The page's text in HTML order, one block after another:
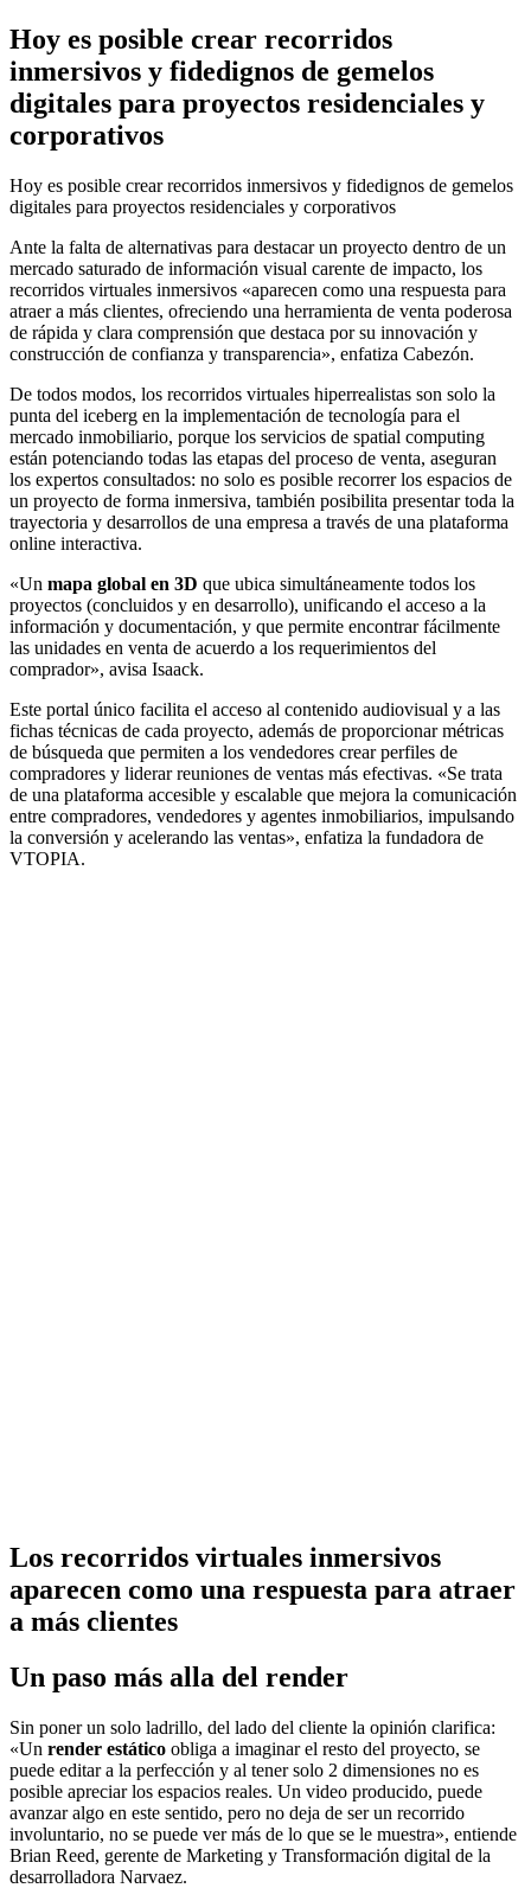
Hoy es posible crear recorridos
inmersivos y fidedignos de gemelos
digitales para proyectos residenciales y
corporativos
Hoy es posible crear recorridos inmersivos y fidedignos de gemelos
digitales para proyectos residenciales y corporativos
Ante la falta de alternativas para destacar un proyecto dentro de un
mercado saturado de información visual carente de impacto, los
recorridos virtuales inmersivos «aparecen como una respuesta para
atraer a más clientes, ofreciendo una herramienta de venta poderosa
de rápida y clara comprensión que destaca por su innovación y
construcción de confianza y transparencia», enfatiza Cabezón.
De todos modos, los recorridos virtuales hiperrealistas son solo la
punta del iceberg en la implementación de tecnología para el
mercado inmobiliario, porque los servicios de spatial computing
están potenciando todas las etapas del proceso de venta, aseguran
los expertos consultados: no solo es posible recorrer los espacios de
un proyecto de forma inmersiva, también posibilita presentar toda la
trayectoria y desarrollos de una empresa a través de una plataforma
online interactiva.
«Un mapa global en 3D que ubica simultáneamente todos los
proyectos (concluidos y en desarrollo), unificando el acceso a la
información y documentación, y que permite encontrar fácilmente
las unidades en venta de acuerdo a los requerimientos del
comprador», avisa Isaack.
Este portal único facilita el acceso al contenido audiovisual y a las
fichas técnicas de cada proyecto, además de proporcionar métricas
de búsqueda que permiten a los vendedores crear perfiles de
compradores y liderar reuniones de ventas más efectivas. «Se trata
de una plataforma accesible y escalable que mejora la comunicación
entre compradores, vendedores y agentes inmobiliarios, impulsando
la conversión y acelerando las ventas», enfatiza la fundadora de
VTOPIA.
Los recorridos virtuales inmersivos
aparecen como una respuesta para atraer
a más clientes
Un paso más alla del render
Sin poner un solo ladrillo, del lado del cliente la opinión clarifica:
«Un render estático obliga a imaginar el resto del proyecto, se
puede editar a la perfección y al tener solo 2 dimensiones no es
posible apreciar los espacios reales. Un video producido, puede
avanzar algo en este sentido, pero no deja de ser un recorrido
involuntario, no se puede ver más de lo que se le muestra», entiende
Brian Reed, gerente de Marketing y Transformación digital de la
desarrolladora Narvaez.